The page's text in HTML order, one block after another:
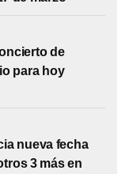
de
para hoy
nueva fecha
3 más en